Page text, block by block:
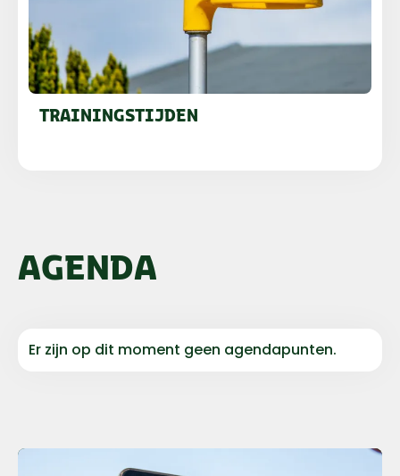
TRAININGSTIJDEN
AGENDA
Er zijn op dit moment geen agendapunten.